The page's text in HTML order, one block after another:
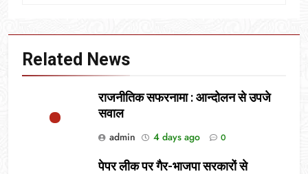
Related News
राजनीतिक सफरनामा : आन्दोलन से उपजे
सवाल
admin
4 days ago 0
पेपर लीक पर गैर-भाजपा सरकारों से